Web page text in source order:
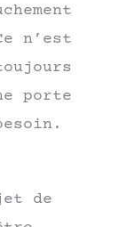
n’est
porte
de